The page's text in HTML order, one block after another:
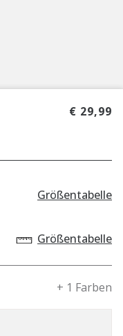
€ 29,99
Größentabelle
Größentabelle
+ 1 Farben